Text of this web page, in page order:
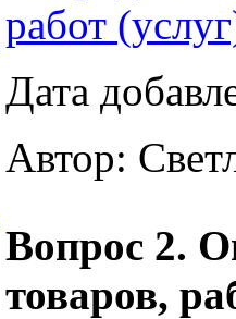
работ
Дата
Автор:
Вопрос 2.
товаров,